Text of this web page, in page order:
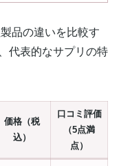
品の違いを比較す
代表的なサプリの特
価格（税
込）
口コミ評価
（5点満
点）